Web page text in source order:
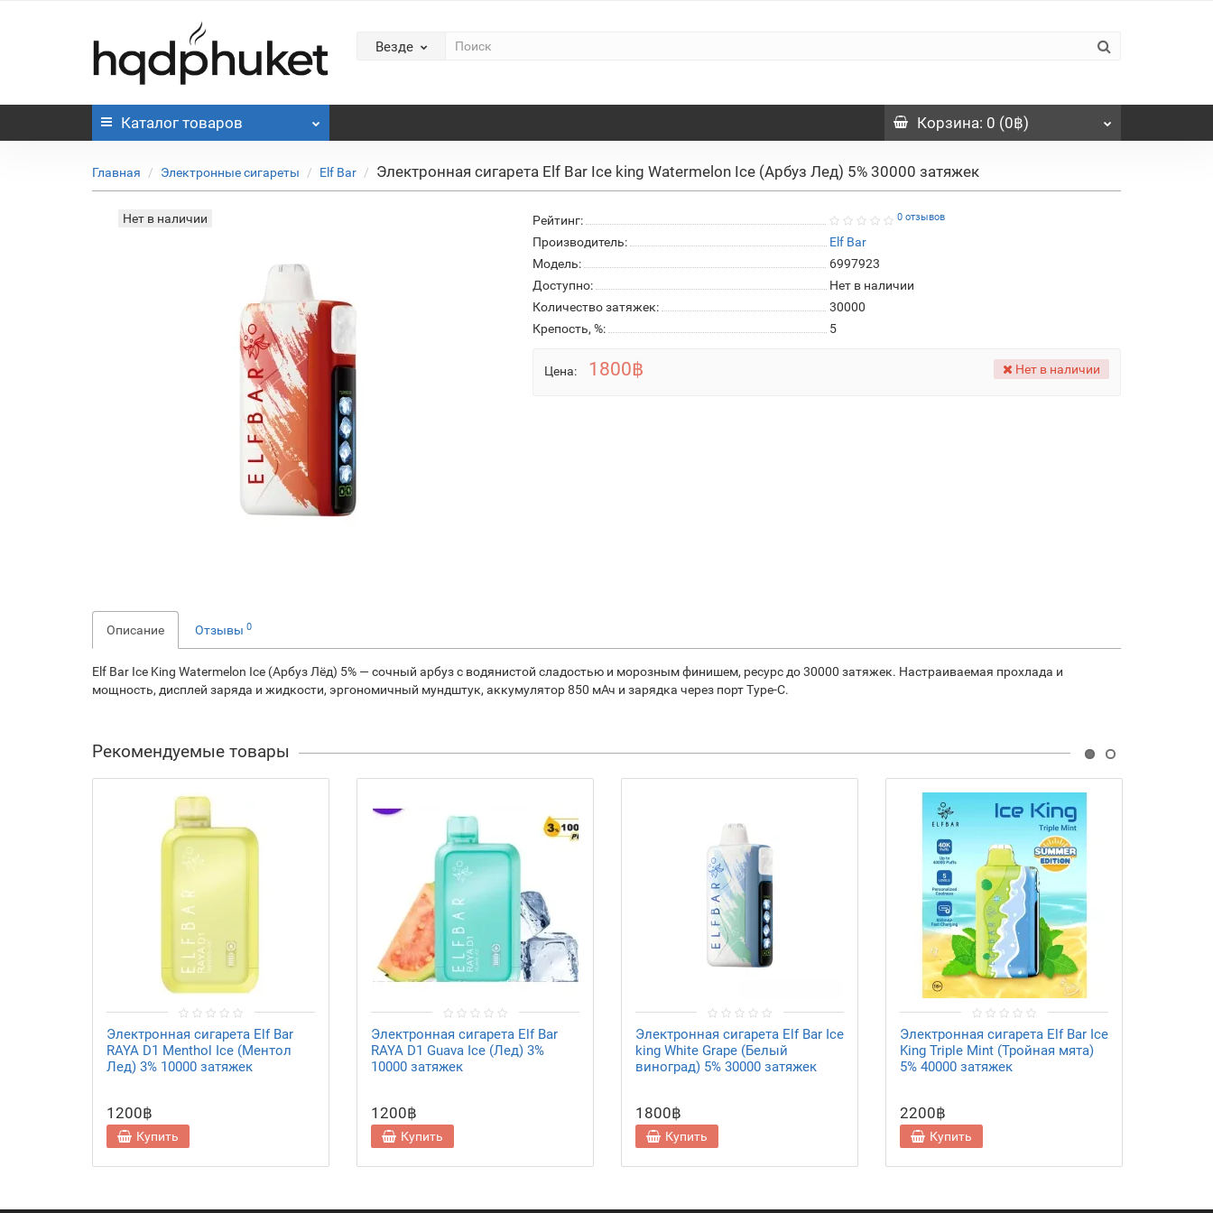
Везде
Каталог товаров Корзина: 0 (0฿)
Главная Электронные сигареты Elf Bar Электронная сигарета Elf Bar Ice king Watermelon Ice (Арбуз Лед) 5% 30000 затяжек
Нет в наличии Рейтинг: 0 отзывов
Производитель:
Elf Bar
Модель:
6997923
Доступно:
Нет в наличии
Количество затяжек:
30000
Крепость, %:
5
Цена: 1800฿ Нет в наличии
Описание Отзывы 0
Elf Bar Ice King Watermelon Ice (Арбуз Лёд) 5% — сочный арбуз с водянистой сладостью и морозным финишем, ресурс до 30000 затяжек. Настраиваемая прохлада и
мощность, дисплей заряда и жидкости, эргономичный мундштук, аккумулятор 850 мАч и зарядка через порт Type-C.
Рекомендуемые товары
Электронная сигарета Elf Bar
RAYA D1 Menthol Ice (Ментол
Лед) 3% 10000 затяжек
1200฿
Купить
Электронная сигарета Elf Bar
RAYA D1 Guava Ice (Лед) 3%
10000 затяжек
1200฿
Купить
Электронная сигарета Elf Bar Ice
king White Grape (Белый
виноград) 5% 30000 затяжек
1800฿
Купить
Электронная сигарета Elf Bar Ice
King Triple Mint (Тройная мята)
5% 40000 затяжек
2200฿
Купить